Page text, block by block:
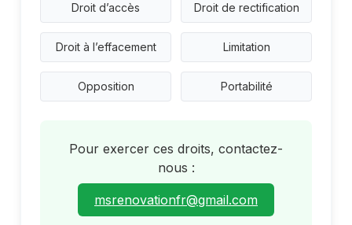
Droit d’accès Droit de rectification
Droit à l’effacement Limitation
Opposition Portabilité
Pour exercer ces droits, contactez-
nous :
msrenovationfr@gmail.com